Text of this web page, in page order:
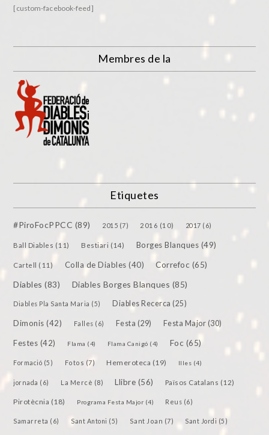
[custom-facebook-feed]
Membres de la
Etiquetes
#PiroFocPPCC (89) 2015 (7) 2016 (10) 2017 (6)
Ball Diables (11) Bestiari (14) Borges Blanques (49)
Cartell (11) Colla de Diables (40) Correfoc (65)
Diables (83) Diables Borges Blanques (85)
Diables Pla Santa Maria (5) Diables Recerca (25)
Dimonis (42) Falles (6) Festa (29) Festa Major (30)
Festes (42) Flama (4) Flama Canigó (4) Foc (65)
Formació (5) Fotos (7) Hemeroteca (19) Illes (4)
jornada (6) La Mercè (8) Llibre (56) Països Catalans (12)
Pirotècnia (18) Programa Festa Major (4) Reus (6)
Samarreta (6) Sant Antoni (5) Sant Joan (7) Sant Jordi (5)